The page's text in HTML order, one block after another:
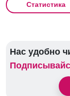
Статистика
Нас удобно